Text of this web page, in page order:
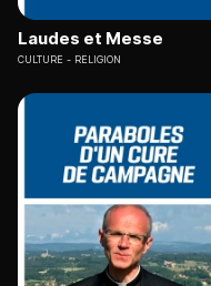
Laudes et Messe
CULTURE RELIGION